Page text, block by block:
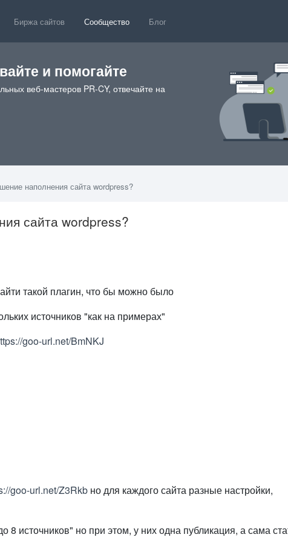
Биржа сайтов Сообщество Блог
и помогайте
веб-мастеров PR-CY, отвечайте на
наполнения сайта wordpress?
сайта wordpress?
такой плагин, что бы можно было
источников "как на примерах"
goo-url.net/BmNKJ
goo-url.net/Z3Rkb но для каждого сайта разные настройки,
источников" но при этом, у них одна публикация, а сама